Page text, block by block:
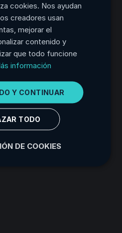
FRENCH
PORTUGUESE
JAPANESE
KOREAN
cookies. Nos ayudan
creadores usan
mejorar el
contenido y
que todo funcione
información
Y CONTINUAR
TODO
DE COOKIES